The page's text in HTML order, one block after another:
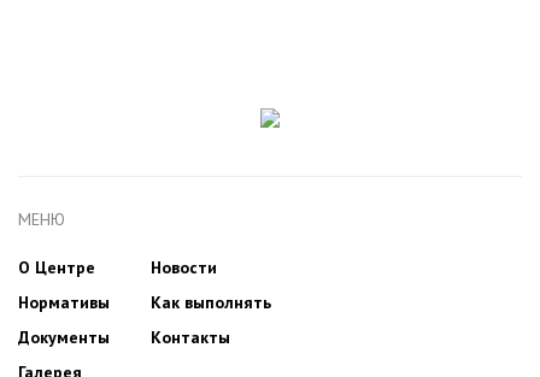
МЕНЮ
О Центре
Нормативы
Документы
Галерея
Новости
Как выполнять
Контакты